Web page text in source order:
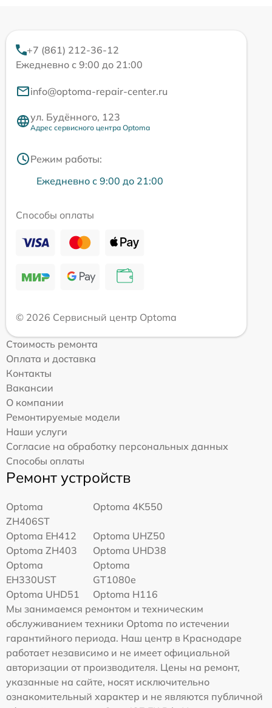
+7 (861) 212-36-12
Ежедневно с 9:00 до 21:00
info@optoma-repair-center.ru
ул. Будённого, 123
Адрес сервисного центра Optoma
Режим работы:
Ежедневно с 9:00 до 21:00
Способы оплаты
© 2026 Сервисный центр Optoma
Стоимость ремонта
Оплата и доставка
Контакты
Вакансии
О компании
Ремонтируемые модели
Наши услуги
Согласие на обработку персональных данных
Способы оплаты
Ремонт устройств
Optoma
ZH406ST
Optoma 4K550
Optoma EH412
Optoma UHZ50
Optoma ZH403
Optoma UHD38
Optoma
EH330UST
Optoma
GT1080e
Optoma UHD51
Optoma H116
Мы занимаемся ремонтом и техническим
обслуживанием техники Optoma по истечении
гарантийного периода. Наш центр в Краснодаре
работает независимо и не имеет официальной
авторизации от производителя. Цены на ремонт,
указанные на сайте, носят исключительно
ознакомительный характер и не являются публичной